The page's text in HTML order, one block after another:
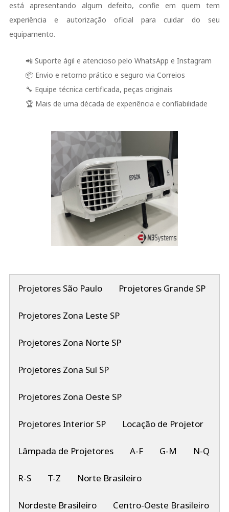
está apresentando algum defeito, confie em quem tem
experiência e autorização oficial para cuidar do seu
equipamento.
📲 Suporte ágil e atencioso pelo WhatsApp e Instagram
📦 Envio e retorno prático e seguro via Correios
🔧 Equipe técnica certificada, peças originais
🏆 Mais de uma década de experiência e confiabilidade
Projetores São Paulo Projetores Grande SP
Projetores Zona Leste SP
Projetores Zona Norte SP
Projetores Zona Sul SP
Projetores Zona Oeste SP
Projetores Interior SP Locação de Projetor
Lâmpada de Projetores A-F G-M N-Q
R-S T-Z Norte Brasileiro
Nordeste Brasileiro Centro-Oeste Brasileiro